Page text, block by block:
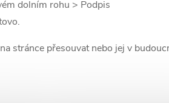
dolním rohu > Podpis
stránce přesouvat nebo jej v